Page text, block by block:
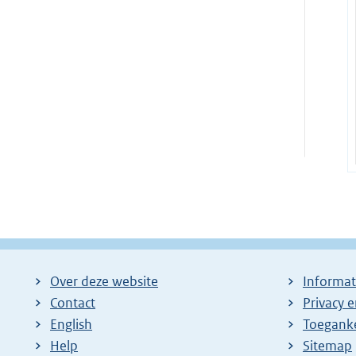
Over deze website
Contact
English
Help
Privacy
Sitemap